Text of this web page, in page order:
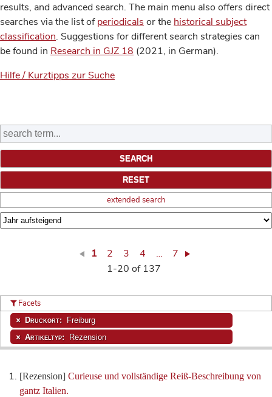
results, and advanced search. The main menu also offers direct
searches via the list ofperiodicals or the historical subject
classification. Suggestions for different search strategies can
be found in Research in GJZ 18 (2021, in German).
Hilfe / Kurztipps zur Suche
extended search
1 2 3 4 …
7
1-20 of 137
[Rezension] Curieuse und vollständige Reiß-Beschreibung von
gantz Italien.
Facets
Druckort: Freiburg
Artikeltyp: Rezension